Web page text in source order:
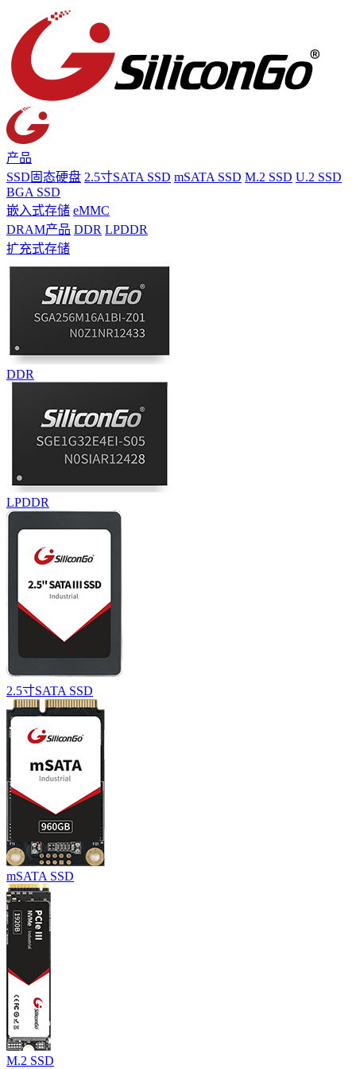
产品
SSD固态硬盘 2.5寸SATA SSD mSATA SSD M.2 SSD U.2 SSD
BGA SSD
嵌入式存储 eMMC
DRAM产品 DDR LPDDR
扩充式存储
DDR
LPDDR
2.5寸SATA SSD
mSATA SSD
M.2 SSD